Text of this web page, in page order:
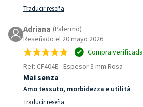
Traducir reseña
Adriana (Palermo)
Reseñado el 20 mayo 2026
Compra verificada
Ref: CF404E -Espesor 3 mm Rosa
Mai senza
Amo tessuto, morbidezza e utilità
Traducir reseña